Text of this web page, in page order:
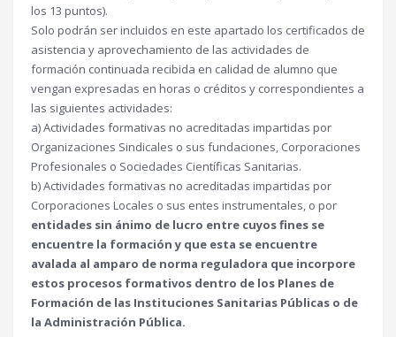
los 13 puntos).
Solo podrán ser incluidos en este apartado los certificados de
asistencia y aprovechamiento de las actividades de
formación continuada recibida en calidad de alumno que
vengan expresadas en horas o créditos y correspondientes a
las siguientes actividades:
a) Actividades formativas no acreditadas impartidas por
Organizaciones Sindicales o sus fundaciones, Corporaciones
Profesionales o Sociedades Científicas Sanitarias.
b) Actividades formativas no acreditadas impartidas por
Corporaciones Locales o sus entes instrumentales, o por
entidades sin ánimo de lucro entre cuyos fines se
encuentre la formación y que esta se encuentre
avalada al amparo de norma reguladora que incorpore
estos procesos formativos dentro de los Planes de
Formación de las Instituciones Sanitarias Públicas o de
la Administración Pública.